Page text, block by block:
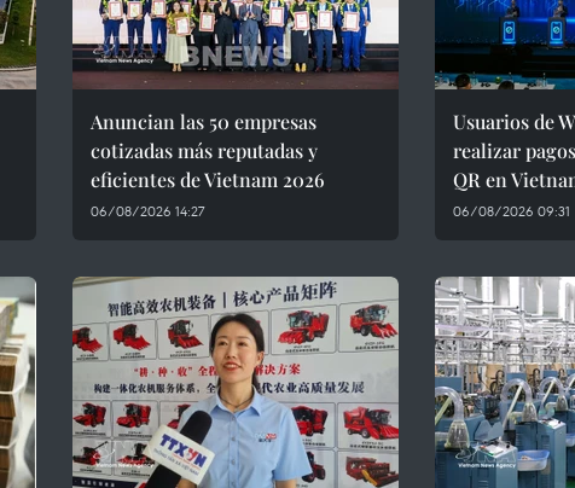
Anuncian las 50 empresas
cotizadas más reputadas y
eficientes de Vietnam 2026
06/08/2026 14:27
Usuarios de
realizar
QR en
06/08/2026 09:31